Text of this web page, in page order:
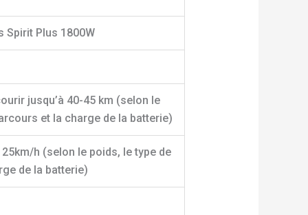
Spirit Plus 1800W
jusqu’à 40-45 km (selon le
et la charge de la batterie)
h (selon le poids, le type de
de la batterie)